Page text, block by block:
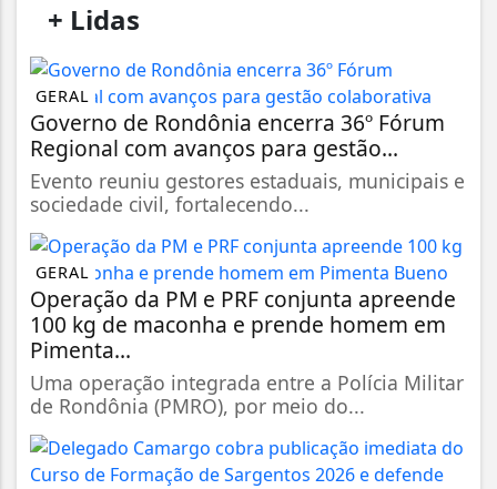
+ Lidas
GERAL
Governo de Rondônia encerra 36º Fórum
Regional com avanços para gestão...
Evento reuniu gestores estaduais, municipais e
sociedade civil, fortalecendo...
GERAL
Operação da PM e PRF conjunta apreende
100 kg de maconha e prende homem em
Pimenta...
Uma operação integrada entre a Polícia Militar
de Rondônia (PMRO), por meio do...